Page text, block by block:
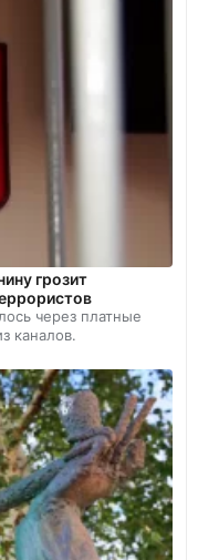
грозит
через платные
каналов.